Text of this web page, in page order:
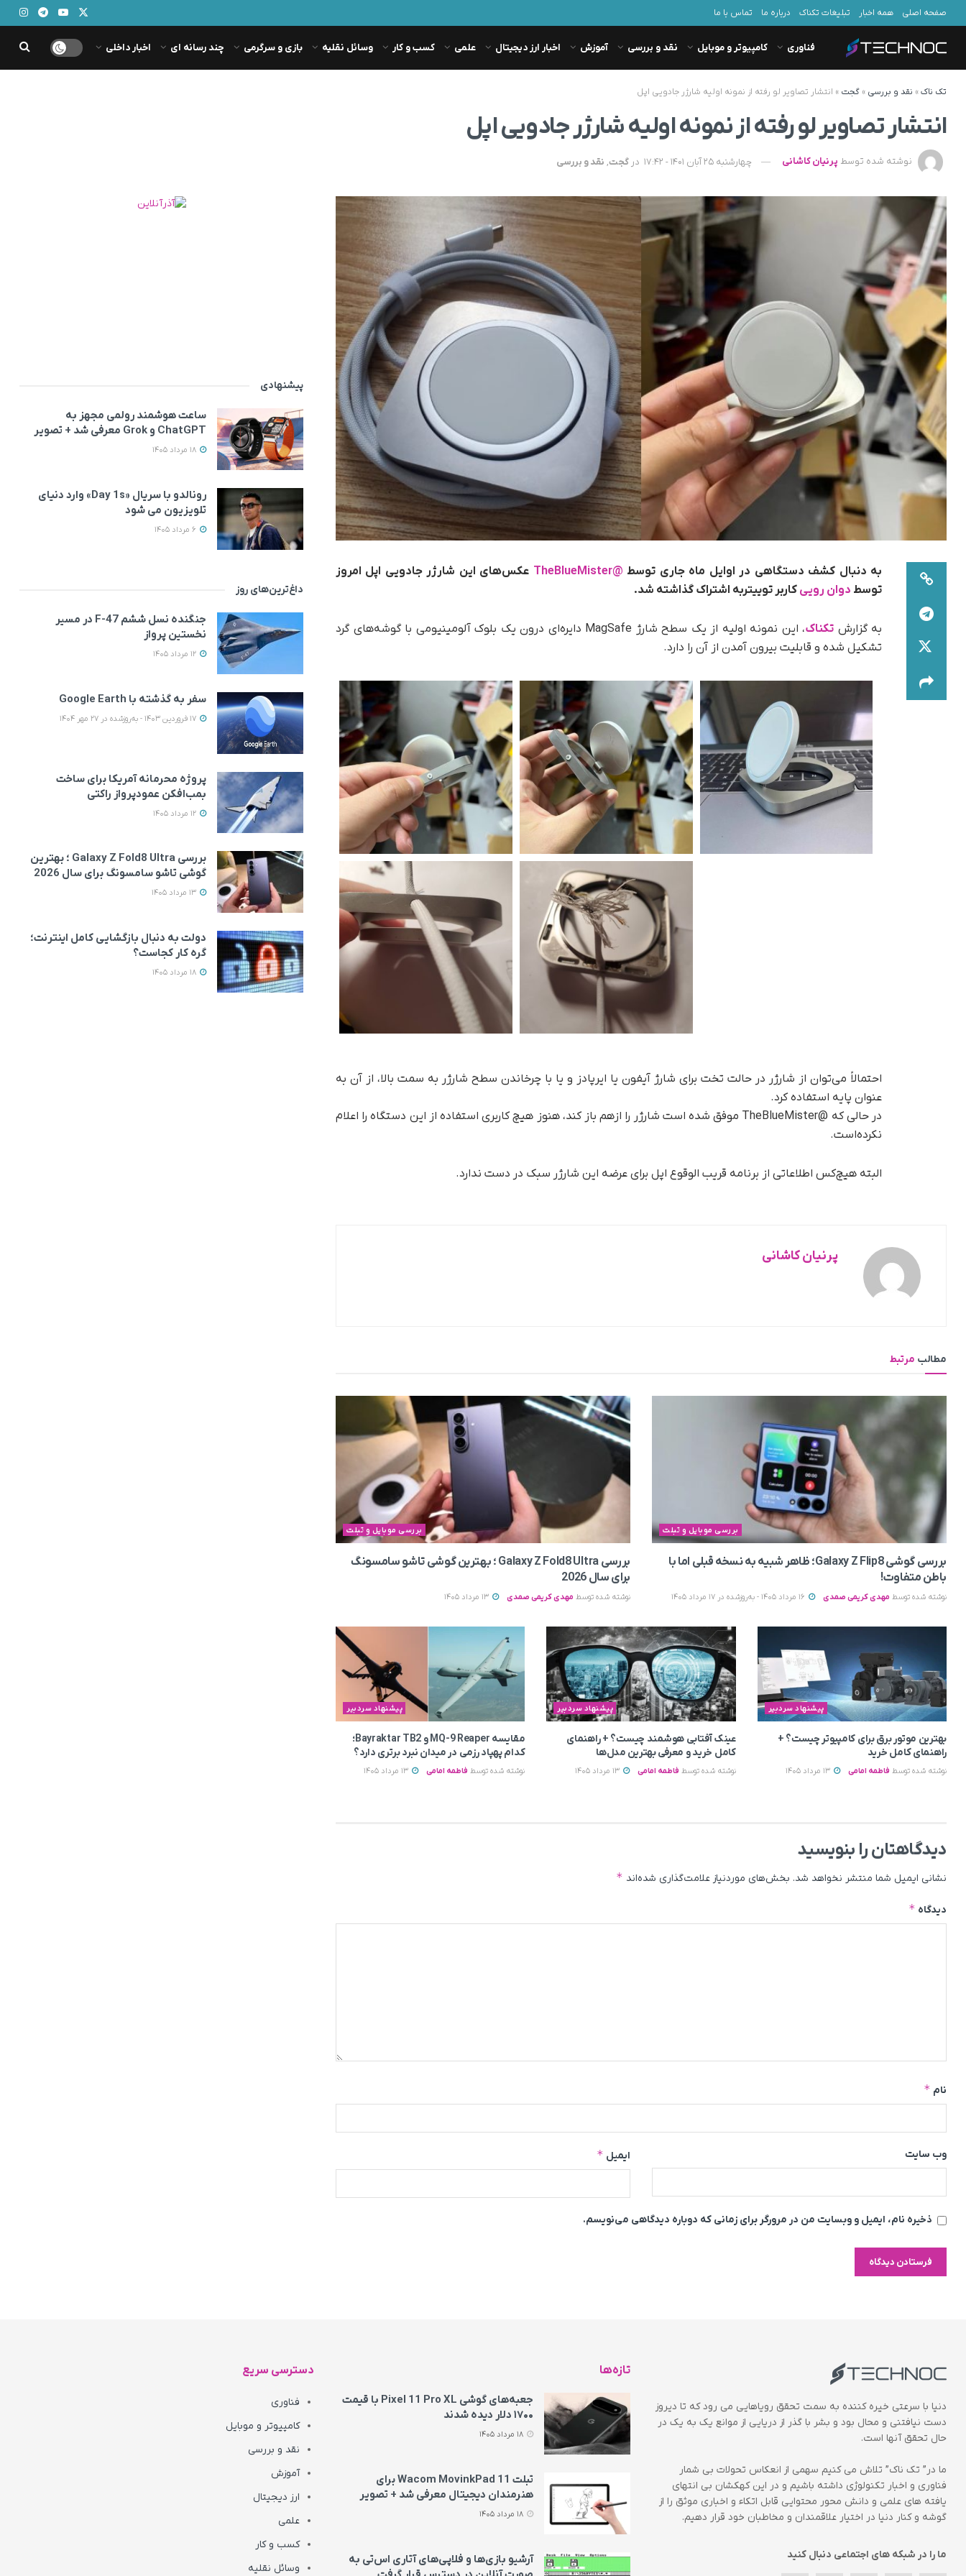
صفحه اصلی همه اخبار تبلیغات تکناک درباره ما تماس با ما
فناوری کامپیوتر و موبایل نقد و بررسی آموزش اخبار ارز دیجیتال علمی کسب و کار وسائل نقلیه بازی و سرگرمی چند رسانه ای اخبار داخلی
تک ناک» نقد و بررسی » گجت » انتشار تصاویر لو رفته از نمونه اولیه شارژر جادویی اپل
انتشار تصاویر لو رفته از نمونه اولیه شارژر جادویی اپل
نوشته شده توسط پرنیان کاشانی چهارشنبه 25 آبان 1401 - 17:42 در گجت, نقد و بررسی
به دنبال کشف دستگاهی در اوایل ماه جاری توسط @TheBlueMister
عکس‌های این شارژر جادویی اپل امروز
توسط دوان رویی کاربر توییتربه اشتراک گذاشته شد.
به گزارش تکناک
، این نمونه اولیه از یک سطح شارژ MagSafe دایره‌ای درون یک بلوک آلومینیومی با گوشه‌های گرد
تشکیل شده و قابلیت بیرون آمدن از آن را دارد.
احتمالاً می‌توان از شارژر در حالت تخت برای شارژ آیفون یا ایرپادز و یا با چرخاندن سطح شارژر به سمت بالا، از آن به
عنوان پایه استفاده کرد.
در حالی که @TheBlueMister موفق شده است شارژر را ازهم باز کند، هنوز هیچ کاربری استفاده از این دستگاه را اعلام
نکرده‌است.
البته هیچ‌کس اطلاعاتی از برنامه قریب الوقوع اپل برای عرضه این شارژر سبک در دست ندارد.
پرنیان کاشانی
مطالب مرتبط
بررسی موبایل و تبلت
بررسی گوشی Galaxy Z Flip8؛ ظاهر شبیه به نسخه قبلی اما با
باطن متفاوت!
نوشته شده توسط مهدی کریمی صمدی
بررسی موبایل و تبلت
بررسی Galaxy Z Fold8 Ultra ؛ بهترین گوشی تاشو سامسونگ
برای سال 2026
نوشته شده توسط مهدی کریمی صمدی
پیشنهاد سردبیر
بهترین موتور برق برای کامپیوتر چیست؟ +
راهنمای کامل خرید
نوشته شده توسط فاطمه امامی
پیشنهاد سردبیر
عینک آفتابی هوشمند چیست؟ + راهنمای
کامل خرید و معرفی بهترین مدل‌ها
نوشته شده توسط فاطمه امامی 13 مرداد 1405
پیشنهاد سردبیر
مقایسه MQ-9 Reaper و Bayraktar TB2؛
کدام پهپاد رزمی در میدان نبرد برتری دارد؟
نوشته شده توسط فاطمه امامی
دیدگاهتان را بنویسید
نشانی ایمیل شما منتشر نخواهد شد. بخش‌های موردنیاز علامت‌گذاری شده‌اند *
دیدگاه *
نام *
ایمیل * وب‌ سایت
ذخیره نام، ایمیل و وبسایت من در مرورگر برای زمانی که دوباره دیدگاهی می‌نویسم.
پیشنهادی
ساعت هوشمند رولمی مجهز به
ChatGPT و Grok معرفی شد + تصویر
رونالدو با سریال «Day 1s» وارد دنیای
تلویزیون می‌ شود
داغ‌ترین‌های روز
جنگنده نسل ششم F-47 در مسیر
نخستین پرواز
سفر به گذشته با Google Earth
پروژه محرمانه آمریکا برای ساخت
بمب‌افکن عمودپرواز راکتی
بررسی Galaxy Z Fold8 Ultra ؛ بهترین
گوشی تاشو سامسونگ برای سال 2026
دولت به دنبال بازگشایی کامل اینترنت؛
گره کار کجاست؟
دنیا با سرعتی خیره کننده به سمت تحقق رویاهایی می رود که تا دیروز
دست نیافتنی و محال بود و بشر با گذر از دریایی از موانع یک به یک در
حال تحقق آنها است.
ما در” تک ناک” تلاش می کنیم سهمی از انعکاس تحولات بی شمار
فناوری و اخبار تکنولوژی داشته باشیم و در این کهکشان بی انتهای
یافته های علمی و دانش محور محتوایی قابل اتکاء و اخباری موثق را از
گوشه و کنار دنیا در اختیار علاقمندان و مخاطبان خود قرار دهیم.
ما را در شبکه های اجتماعی دنبال کنید
تازه‌ها
جعبه‌های گوشی Pixel 11 Pro XL با قیمت
۱۷۰۰ دلار دیده شدند
تبلت Wacom MovinkPad 11 برای
هنرمندان دیجیتال معرفی شد + تصویر
آرشیو بازی‌ها و فلاپی‌های آتاری اس‌تی به‌
دسترسی سریع
فناوری
کامپیوتر و موبایل
نقد و بررسی
آموزش
ارز دیجیتال
علمی
کسب و کار
وسائل نقلیه